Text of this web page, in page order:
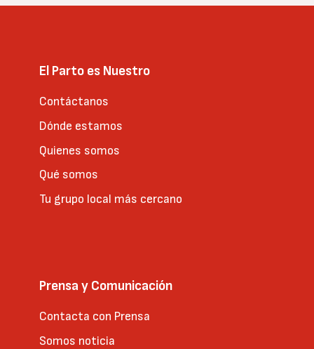
El Parto es Nuestro
Contáctanos
Dónde estamos
Quienes somos
Qué somos
Tu grupo local más cercano
Prensa y Comunicación
Contacta con Prensa
Somos noticia